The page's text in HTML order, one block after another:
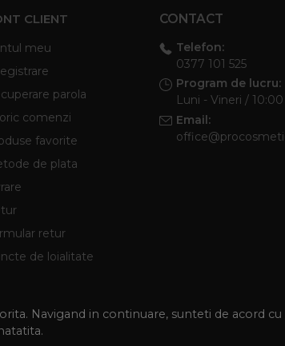
Navigand in continuare, sunteti de acord cu
CLIENT
meu
parola
comenzi
favorite
de plata
retur
de loialitate
CONTACT
Telefon:
0377 101 525
Program de lucru:
Luni - Vineri / 10:00
Email: